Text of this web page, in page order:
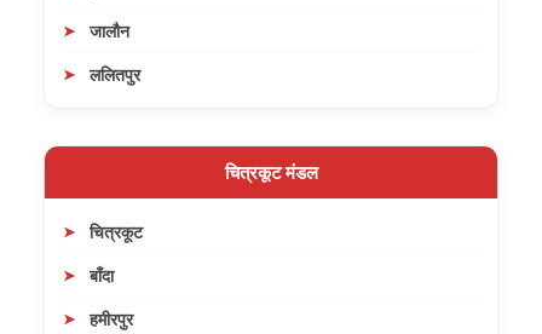
जालौन
ललितपुर
चित्रकूट मंडल
चित्रकूट
बाँदा
हमीरपुर